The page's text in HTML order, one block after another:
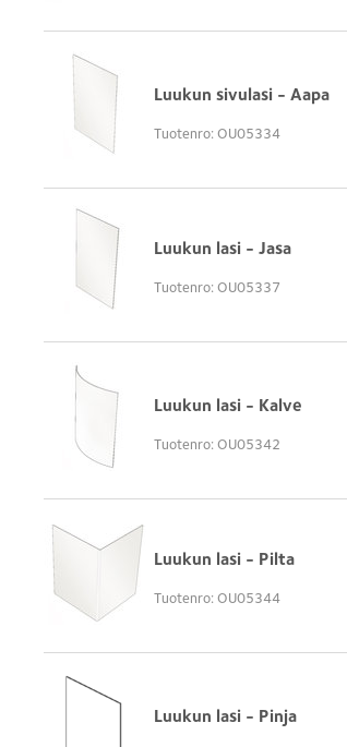
Luukun sivulasi - Aapa
Tuotenro: OU05334
Luukun lasi - Jasa
Tuotenro: OU05337
Luukun lasi - Kalve
Tuotenro: OU05342
Luukun lasi - Pilta
Tuotenro: OU05344
Luukun lasi - Pinja